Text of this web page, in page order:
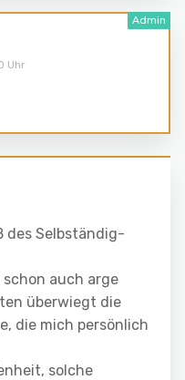
Uhr
des Selbständig-
auch arge
überwiegt die
die mich persönlich
solche